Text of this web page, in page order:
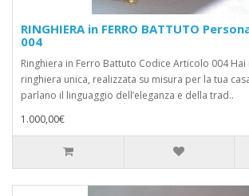
RINGHIERA in FERRO BATTUTO
004
Ringhiera in Ferro Battuto Codice Articolo 004
ringhiera unica, realizzata su misura per la tua
parlano il linguaggio dell’eleganza e della trad..
1.000,00€